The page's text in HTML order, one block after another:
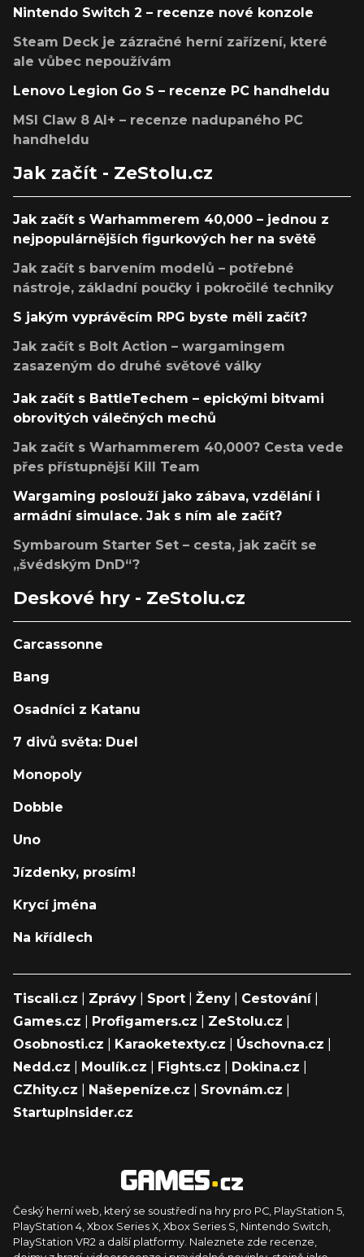
Nintendo Switch 2 – recenze nové konzole
Steam Deck je zázračné herní zařízení, které
ale vůbec nepoužívám
Lenovo Legion Go S – recenze PC handheldu
MSI Claw 8 AI+ – recenze nadupaného PC
handheldu
Jak začít - ZeStolu.cz
Jak začít s Warhammerem 40,000 – jednou z
nejpopulárnějších figurkových her na světě
Jak začít s barvením modelů – potřebné
nástroje, základní poučky i pokročilé techniky
S jakým vyprávěcím RPG byste měli začít?
Jak začít s Bolt Action – wargamingem
zasazeným do druhé světové války
Jak začít s BattleTechem – epickými bitvami
obrovitých válečných mechů
Jak začít s Warhammerem 40,000? Cesta vede
přes přístupnější Kill Team
Wargaming poslouží jako zábava, vzdělání i
armádní simulace. Jak s ním ale začít?
Symbaroum Starter Set – cesta, jak začít se
„švédským DnD“?
Deskové hry - ZeStolu.cz
Carcassonne
Bang
Osadníci z Katanu
7 divů světa: Duel
Monopoly
Dobble
Uno
Jízdenky, prosím!
Krycí jména
Na křídlech
Tiscali.cz Zprávy Sport Ženy Cestování|
Games.cz
Profigamers.cz ZeStolu.cz
Osobnosti.cz
Karaoketexty.cz Úschovna.cz
Nedd.cz
Moulík.cz Fights.cz Dokina.cz
CZhity.cz
Našepeníze.cz Srovnám.cz
StartupInsider.cz
Český herní web, který se soustředí na hry pro PC, PlayStation 5,
PlayStation 4, Xbox Series X, Xbox Series S, Nintendo Switch,
PlayStation VR2 a další platformy. Naleznete zde recenze,